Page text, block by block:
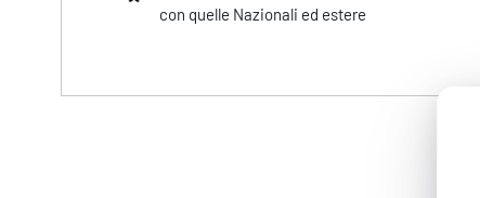
con quelle Nazionali ed estere